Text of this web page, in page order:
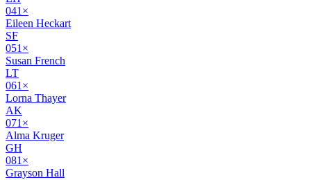
041 ×
Eileen Heckart
SF
051 ×
Susan French
LT
061 ×
Lorna Thayer
AK
071 ×
Alma Kruger
GH
081 ×
Grayson Hall